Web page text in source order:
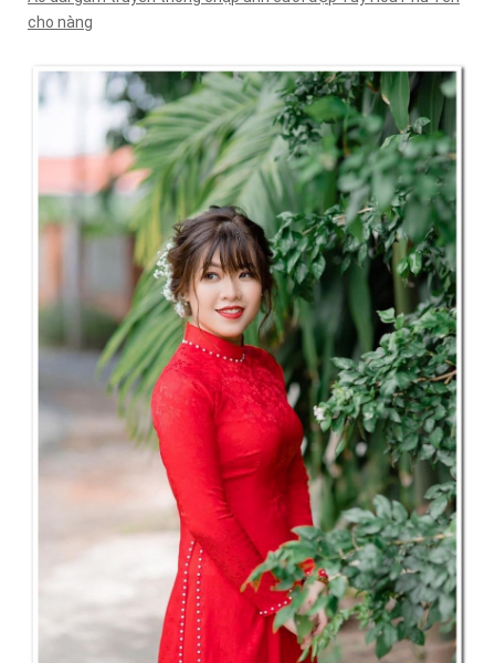
cho nàng